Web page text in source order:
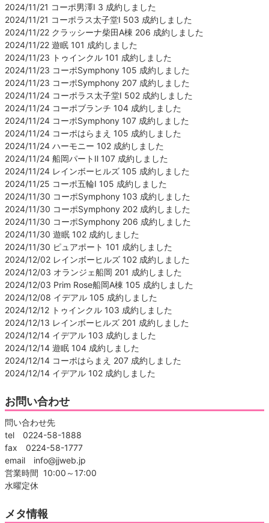
2024/11/21 コーポ男澤Ⅰ 3 成約しました
2024/11/21 コーポラス太子堂Ⅰ 503 成約しました
2024/11/22 クラッシーナ柴田A棟 206 成約しました
2024/11/22 遊眠 101 成約しました
2024/11/23 トゥインクル 101 成約しました
2024/11/23 コーポSymphony 105 成約しました
2024/11/23 コーポSymphony 207 成約しました
2024/11/24 コーポラス太子堂Ⅰ 502 成約しました
2024/11/24 コーポブランチ 104 成約しました
2024/11/24 コーポSymphony 107 成約しました
2024/11/24 コーポはらまえ 105 成約しました
2024/11/24 ハーモニー 102 成約しました
2024/11/24 船岡パートⅡ 107 成約しました
2024/11/24 レインボーヒルズ 105 成約しました
2024/11/25 コーポ五輪Ⅰ 105 成約しました
2024/11/30 コーポSymphony 103 成約しました
2024/11/30 コーポSymphony 202 成約しました
2024/11/30 コーポSymphony 206 成約しました
2024/11/30 遊眠 102 成約しました
2024/11/30 ピュアポート 101 成約しました
2024/12/02 レインボーヒルズ 102 成約しました
2024/12/03 オランジェ船岡 201 成約しました
2024/12/03 Prim Rose船岡A棟 105 成約しました
2024/12/08 イデアル 105 成約しました
2024/12/12 トゥインクル 103 成約しました
2024/12/13 レインボーヒルズ 201 成約しました
2024/12/14 イデアル 103 成約しました
2024/12/14 遊眠 104 成約しました
2024/12/14 コーポはらまえ 207 成約しました
2024/12/14 イデアル 102 成約しました
お問い合わせ
問い合わせ先
tel 0224-58-1888
fax 0224-58-1777
email info@jjweb.jp
営業時間 10:00～17:00
水曜定休
メタ情報